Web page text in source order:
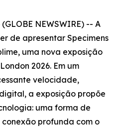
NEWSWIRE) -- A
de apresentar Specimens
, uma nova exposição
2026. Em um
velocidade,
a exposição propõe
uma forma de
profunda com o